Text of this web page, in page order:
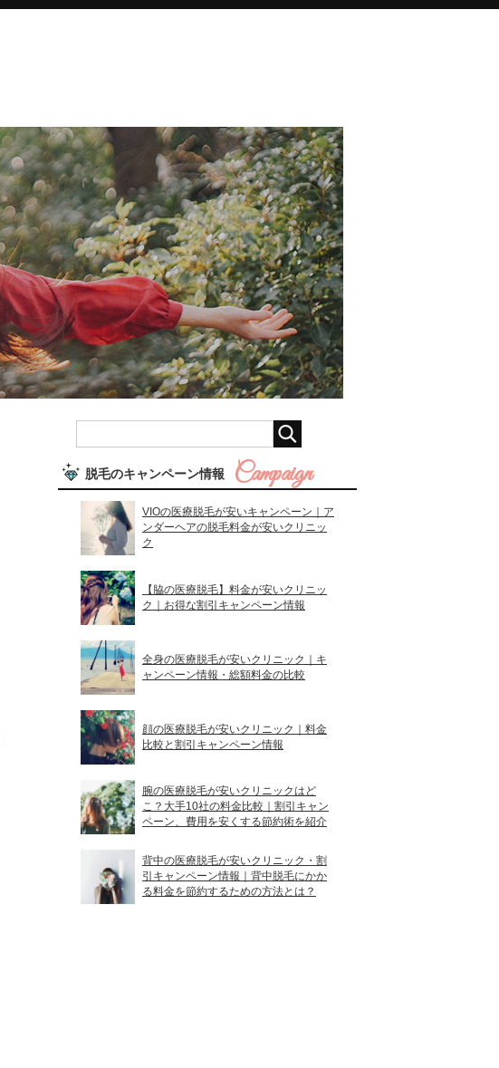
脱毛のキャンペーン情報
VIOの医療脱毛が安いキャンペーン｜ア
ンダーヘアの脱毛料金が安いクリニッ
ク
【脇の医療脱毛】料金が安いクリニッ
ク｜お得な割引キャンペーン情報
全身の医療脱毛が安いクリニック｜キ
ャンペーン情報・総額料金の比較
顔の医療脱毛が安いクリニック｜料金
比較と割引キャンペーン情報
腕の医療脱毛が安いクリニックはど
こ？大手10社の料金比較｜割引キャン
ペーン、費用を安くする節約術を紹介
背中の医療脱毛が安いクリニック・割
引キャンペーン情報｜背中脱毛にかか
る料金を節約するための方法とは？